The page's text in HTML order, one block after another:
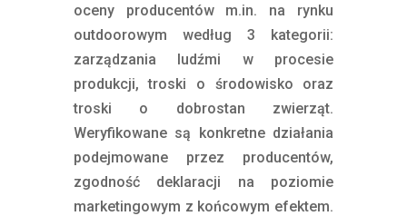
oceny producentów m.in. na rynku
outdoorowym według 3 kategorii:
zarządzania ludźmi w procesie
produkcji, troski o środowisko oraz
troski o dobrostan zwierząt.
Weryfikowane są konkretne działania
podejmowane przez producentów,
zgodność deklaracji na poziomie
marketingowym z końcowym efektem.